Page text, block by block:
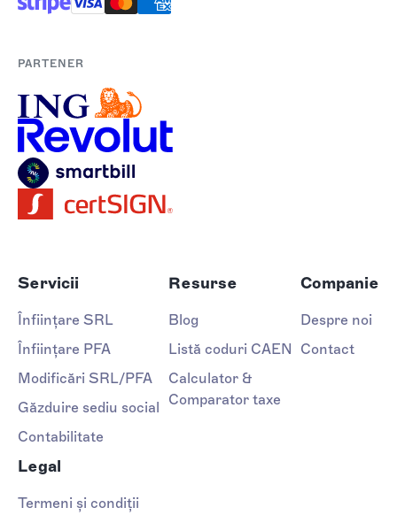
PARTENER
Servicii
Înființare SRL
Înființare PFA
Modificări SRL/PFA
Găzduire sediu social
Contabilitate
Resurse
Blog
Listă coduri CAEN
Calculator &
Comparator taxe
Companie
Despre noi
Contact
Legal
Termeni și condiții